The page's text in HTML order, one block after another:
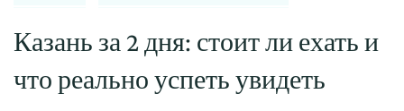
Казань за 2 дня: стоит ли ехать и
что реально успеть увидеть